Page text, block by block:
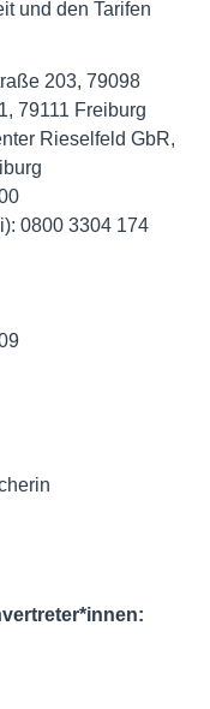
und den Tarifen
203, 79098
79111 Freiburg
Rieselfeld GbR,
0800 3304 174